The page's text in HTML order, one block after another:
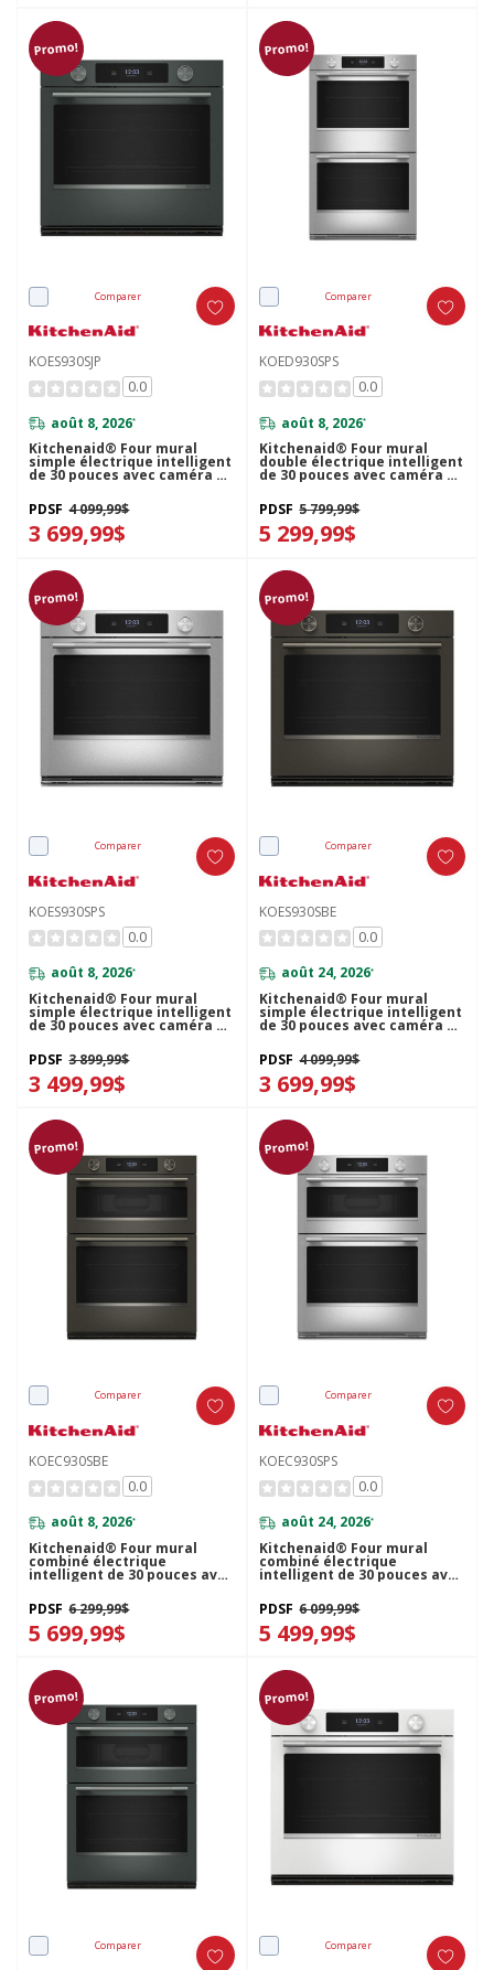
Promo!
Comparer
KOES930SJP
0.0
août 8, 2026*
Kitchenaid® Four mural
simple électrique intelligent
de 30 pouces avec caméra de
cuisson intelligente - Fini
Genévrier KOES930SJP
PDSF 4 099,99$
3 699,99$
Promo!
Comparer
KOED930SPS
0.0
août 8, 2026*
Kitchenaid® Four mural
double électrique intelligent
de 30 pouces avec caméra de
cuisson intelligente - Fini
PrintShield™ KOED930SPS
PDSF 5 799,99$
5 299,99$
Promo!
Comparer
KOES930SPS
0.0
août 8, 2026*
Kitchenaid® Four mural
simple électrique intelligent
de 30 pouces avec caméra de
cuisson intelligente - Fini
PrintShield™ KOES930SPS
PDSF 3 899,99$
3 499,99$
Promo!
Comparer
KOES930SBE
0.0
août 24, 2026*
Kitchenaid® Four mural
simple électrique intelligent
de 30 pouces avec caméra de
cuisson intelligente - Fini
minerai noir KOES930SBE
PDSF 4 099,99$
3 699,99$
Promo!
Comparer
KOEC930SBE
0.0
août 8, 2026*
Kitchenaid® Four mural
combiné électrique
intelligent de 30 pouces avec
caméra de cuisson
intelligente - Fini minerai
noir KOEC930SBE
PDSF 6 299,99$
5 699,99$
Promo!
Comparer
KOEC930SPS
0.0
août 24, 2026*
Kitchenaid® Four mural
combiné électrique
intelligent de 30 pouces avec
caméra de cuisson
intelligente - Fini
PrintShield™ KOEC930SPS
PDSF 6 099,99$
5 499,99$
Promo!
Comparer
Promo!
Comparer